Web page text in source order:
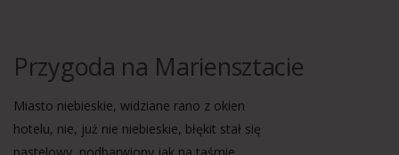
Przygoda na Mariensztacie
Miasto niebieskie, widziane rano z okien
hotelu, nie, już nie niebieskie, błękit stał się